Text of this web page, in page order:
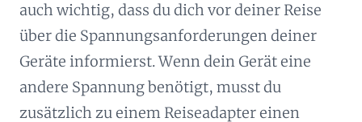
auch wichtig, dass du dich vor deiner Reise
über die Spannungsanforderungen deiner
Geräte informierst. Wenn dein Gerät eine
andere Spannung benötigt, musst du
zusätzlich zu einem Reiseadapter einen